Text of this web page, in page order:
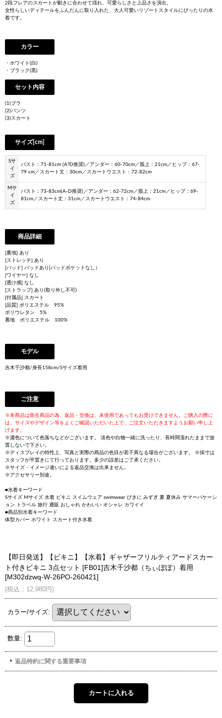
2段フレアのスカートが動きに合わせて揺れ、可愛らしさと上品さを演出。
女性らしいディテールをふんだんに取り入れた、大人可愛いリゾートスタイルにぴったりの水
着です。
カラー
・ホワイト(白)
・ブラック(黒)
セット内容
(1)ブラ
(2)パンツ
(3)スカート
サイズ[cm]
Sサ
イ
ズ
バスト：71-81cm (A?D推奨)／アンダー：60-70cm／股上：21cm／ヒップ：67-
79 cm／スカート丈：30cm／スカートウエスト：72-82cm
Mサ
イ
ズ
バスト：73-83cm(A-D推奨)／アンダー：62-72cm／股上：21cm／ヒップ：69-
81cm／スカート丈：31cm／スカートウエスト：74-84cm
商品詳細
[裏地] あり
[ストレッチ] あり
[パッド] パッドあり(パッドポケットなし）
[ワイヤー] なし
[透け感] なし
[ストラップ] あり(取り外し不可)
[付属品] スカート
[品質] ポリエステル 95%
ポリウレタン 5%
裏地 ポリエステル 100%
モデル
吉木千沙都/身長158cm/Sサイズ着用
ご注意
※本商品は衛生商品の為、返品・交換は、未使用であってもお受けできません。ご購入の際に
は、サイズやデザイン等をよくご確認いただいた上で、ご注文いただきますようお願い申し上
げます。
※濃色について色落ちなどがございます。 淡色や白物一緒に洗ったり、長時間濡れたままで放
置しないで下さい。
※ディスプレイの特性上、写真と実際の商品の色目が若干異なる場合がございます。 ※採寸は
スタッフが平置きにて行っております。多少の誤差はご了承ください。
※サイズ・イメージ違いによる返品交換は出来ません。
※アクセサリー別途。
■水着キーワード
Sサイズ Mサイズ 水着 ビキニ スイムウェア swimwear びきに みずぎ 夏 夏休み サマーバケーシ
ョン トラベル 旅行 通販 おしゃれ かわいい オシャレ カワイイ
■商品別水着キーワード
体型カバー ホワイト スカート付き水着